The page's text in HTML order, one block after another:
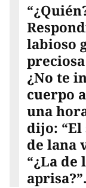
labioso
¿No te
cuerpo
una
dijo: “El
de lana
“¿La de